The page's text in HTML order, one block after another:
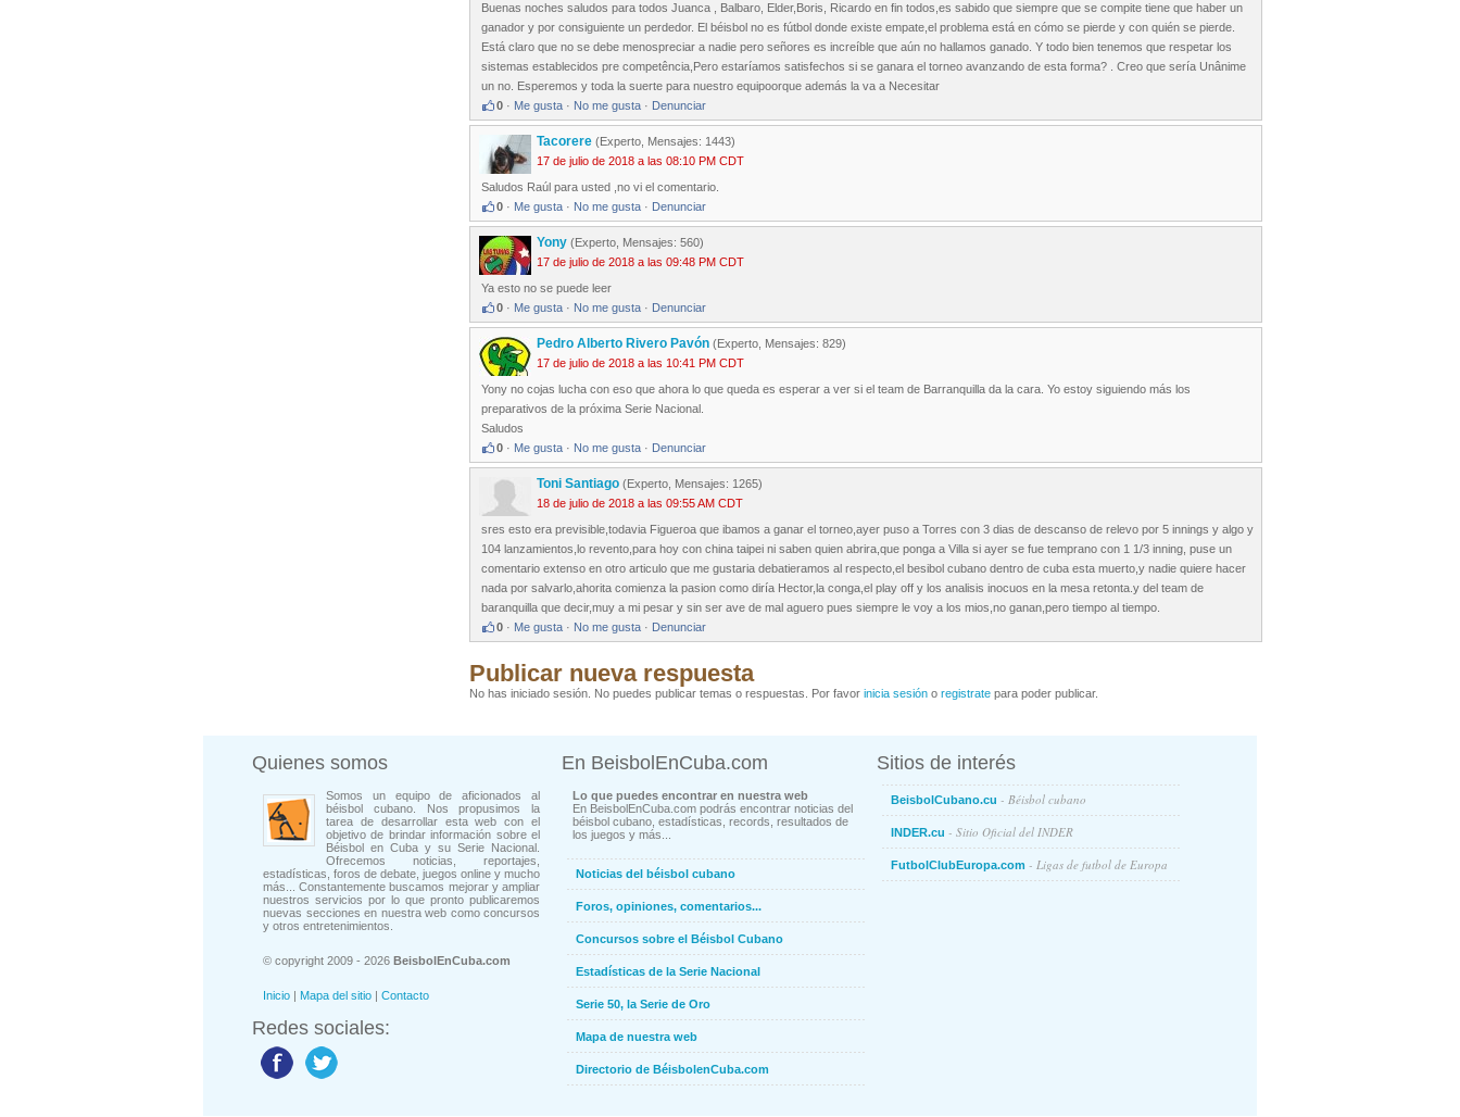
Buenas noches saludos para todos Juanca , Balbaro, Elder,Boris, Ricardo en fin todos,es sabido que siempre que se compite tiene que haber un
ganador y por consiguiente un perdedor. El béisbol no es fútbol donde existe empate,el problema está en cómo se pierde y con quién se pierde.
Está claro que no se debe menospreciar a nadie pero señores es increíble que aún no hallamos ganado. Y todo bien tenemos que respetar los
sistemas establecidos pre competência,Pero estaríamos satisfechos si se ganara el torneo avanzando de esta forma? . Creo que sería Unânime
un no. Esperemos y toda la suerte para nuestro equipoorque además la va a Necesitar
0 · Me gusta · No me gusta · Denunciar
Tacorere (Experto, Mensajes: 1443)
17 de julio de 2018 a las 08:10 PM CDT
Saludos Raúl para usted ,no vi el comentario.
0 · Me gusta · No me gusta · Denunciar
Yony (Experto, Mensajes: 560)
17 de julio de 2018 a las 09:48 PM CDT
Ya esto no se puede leer
0 · Me gusta · No me gusta · Denunciar
Pedro Alberto Rivero Pavón (Experto, Mensajes: 829)
17 de julio de 2018 a las 10:41 PM CDT
Yony no cojas lucha con eso que ahora lo que queda es esperar a ver si el team de Barranquilla da la cara. Yo estoy siguiendo más los
preparativos de la próxima Serie Nacional.
Saludos
0 · Me gusta · No me gusta · Denunciar
Toni Santiago (Experto, Mensajes: 1265)
18 de julio de 2018 a las 09:55 AM CDT
sres esto era previsible,todavia Figueroa que ibamos a ganar el torneo,ayer puso a Torres con 3 dias de descanso de relevo por 5 innings y algo y
104 lanzamientos,lo revento,para hoy con china taipei ni saben quien abrira,que ponga a Villa si ayer se fue temprano con 1 1/3 inning, puse un
comentario extenso en otro articulo que me gustaria debatieramos al respecto,el besibol cubano dentro de cuba esta muerto,y nadie quiere hacer
nada por salvarlo,ahorita comienza la pasion como diría Hector,la conga,el play off y los analisis inocuos en la mesa retonta.y del team de
baranquilla que decir,muy a mi pesar y sin ser ave de mal aguero pues siempre le voy a los mios,no ganan,pero tiempo al tiempo.
0 · Me gusta · No me gusta · Denunciar
Publicar nueva respuesta
No has iniciado sesión. No puedes publicar temas o respuestas. Por favor inicia sesión o registrate para poder publicar.
Quienes somos
Somos un equipo de aficionados al
béisbol cubano. Nos propusimos la
tarea de desarrollar esta web con el
objetivo de brindar información sobre el
Béisbol en Cuba y su Serie Nacional.
Ofrecemos noticias, reportajes,
estadísticas, foros de debate, juegos online y mucho
más... Constantemente buscamos mejorar y ampliar
nuestros servicios por lo que pronto publicaremos
nuevas secciones en nuestra web como concursos
y otros entretenimientos.
© copyright 2009 - 2026 BeisbolEnCuba.com
Inicio | Mapa del sitio | Contacto
Redes sociales:
En BeisbolEnCuba.com
Lo que puedes encontrar en nuestra web
En BeisbolEnCuba.com podrás encontrar noticias del
béisbol cubano, estadísticas, records, resultados de
los juegos y más...
Noticias del béisbol cubano
Foros, opiniones, comentarios...
Concursos sobre el Béisbol Cubano
Estadísticas de la Serie Nacional
Serie 50, la Serie de Oro
Mapa de nuestra web
Directorio de BéisbolenCuba.com
Sitios de interés
BeisbolCubano.cu - Béisbol cubano
INDER.cu - Sitio Oficial del INDER
FutbolClubEuropa.com - Ligas de futbol de Europa